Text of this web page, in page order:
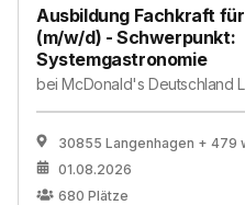
Ausbildung Fachkraft
(m/w/d) - Schwerpunkt:
Systemgastronomie
beiMcDonald's Deutschland
30855 Langenhagen + 479
01.08.2026
680 Plätze